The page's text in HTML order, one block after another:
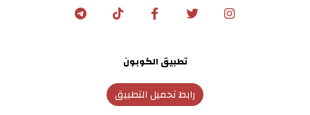
تطبيق الكوبون
رابط تحميل التطبيق